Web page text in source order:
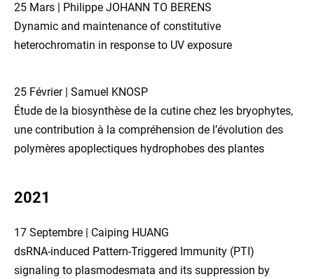
25 Mars | Philippe JOHANN TO BERENS
Dynamic and maintenance of constitutive
heterochromatin in response to UV exposure
25 Février | Samuel KNOSP
Étude de la biosynthèse de la cutine chez les bryophytes,
une contribution à la compréhension de l’évolution des
polymères apoplectiques hydrophobes des plantes
2021
17 Septembre | Caiping HUANG
dsRNA-induced Pattern-Triggered Immunity (PTI)
signaling to plasmodesmata and its suppression by